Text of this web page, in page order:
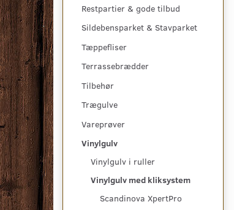
Restpartier & gode tilbud
Sildebensparket & Stavparket
Tæppefliser
Terrassebrædder
Tilbehør
Trægulve
Vareprøver
Vinylgulv
Vinylgulv i ruller
Vinylgulv med kliksystem
Scandinova XpertPro